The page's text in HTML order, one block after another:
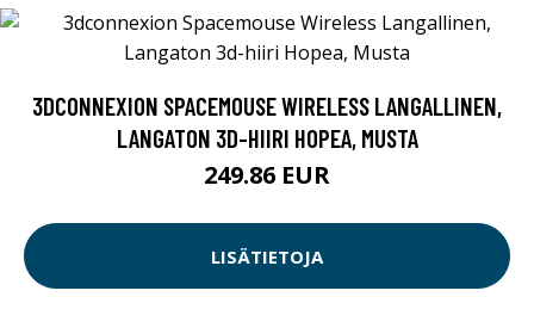
3DCONNEXION SPACEMOUSE WIRELESS LANGALLINEN,
LANGATON 3D-HIIRI HOPEA, MUSTA
249.86 EUR
LISÄTIETOJA